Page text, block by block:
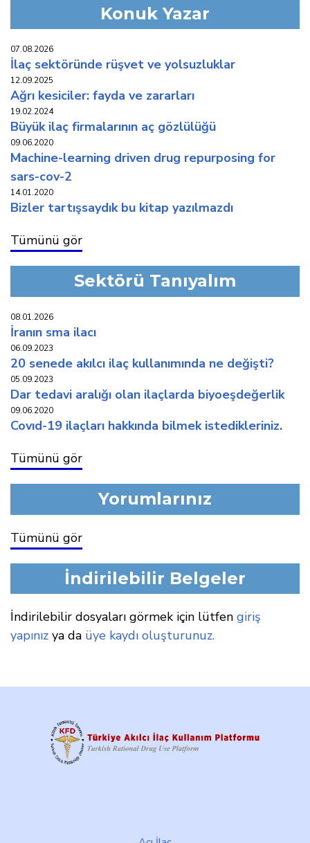
Konuk Yazar
07.08.2026
i̇laç sektöründe rüşvet ve yolsuzluklar
12.09.2025
ağri kesi̇ci̇ler: fayda ve zararlari
19.02.2024
büyük i̇laç fi̇rmalarinin aç gözlülüğü
09.06.2020
machine-learning driven drug repurposing for
sars-cov-2
14.01.2020
bi̇zler tartişsaydik bu ki̇tap yazilmazdi
Tümünü gör
Sektörü Tanıyalım
08.01.2026
i̇ranin sma i̇laci
06.09.2023
20 senede akilci i̇laç kullaniminda ne deği̇şti̇?
05.09.2023
dar tedavi̇ araliği olan i̇laçlarda bi̇yoeşdeğerli̇k
09.06.2020
covid-19 i̇laçlari hakkinda bi̇lmek i̇stedi̇kleri̇ni̇z.
Tümünü gör
Yorumlarınız
Tümünü gör
İndirilebilir Belgeler
İndirilebilir dosyaları görmek için lütfen giriş
yapınız ya da üye kaydı oluşturunuz.